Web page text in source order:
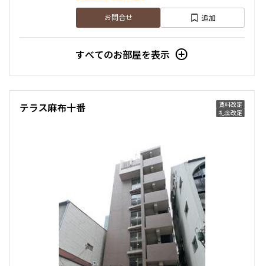
お問合せ 追加
すべてのお部屋を表示
賃料改定
礼金改定
テラス麻布十番